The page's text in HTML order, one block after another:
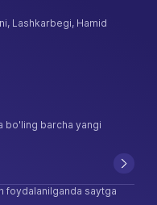
Lashkarbegi, Hamid
bo'ling barcha yangi
foydalanilganda saytga